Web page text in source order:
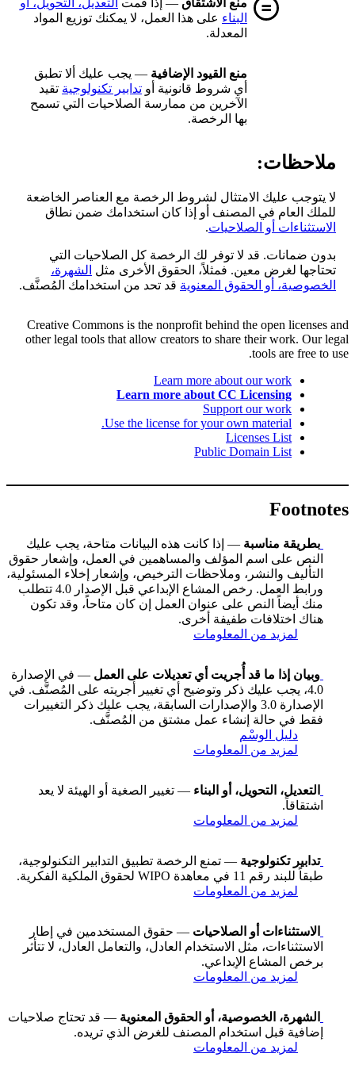
منع الاشتقاق — إذا قمت التعديل، التحويل، أو
البناء على هذا العمل، لا يمكنك توزيع المواد
المعدلة.
منع القيود الإضافية — يجب عليك ألا تطبق
أي شروط قانونية أو تدابير تكنولوجية تقيد
الآخرين من ممارسة الصلاحيات التي تسمح
بها الرخصة.
ملاحظات:
لا يتوجب عليك الامتثال لشروط الرخصة مع العناصر الخاضعة
للملك العام في المصنف أو إذا كان استخدامك ضمن نطاق
الاستثناءات أو الصلاحيات.
بدون ضمانات. قد لا توفر لك الرخصة كل الصلاحيات التي
تحتاجها لغرض معين. فمثلاً، الحقوق الأخرى مثل الشهرة،
الخصوصية، أو الحقوق المعنوية قد تحد من استخدامك المُصنَّف.
Creative Commons is the nonprofit behind the open licenses and
other legal tools that allow creators to share their work. Our legal
tools are free to use.
Learn more about our work
Learn more about CC Licensing
Support our work
Use the license for your own material.
Licenses List
Public Domain List
Footnotes
بطريقة مناسبة — إذا كانت هذه البيانات متاحة، يجب عليك
النص على اسم المؤلف والمساهمين في العمل، وإشعار حقوق
التأليف والنشر، وملاحظات الترخيص، وإشعار إخلاء المسئولية،
ورابط العمل. رخص المشاع الإبداعي قبل الإصدار 4.0 تتطلب
منك أيضاً النص على عنوان العمل إن كان متاحاً، وقد تكون
هناك اختلافات طفيفة أخرى.
لمزيد من المعلومات
وبيان إذا ما قد أُجريت أي تعديلات على العمل — في الإصدارة
4.0، يجب عليك ذكر وتوضيح أي تغيير أجريته على المُصنَّف. في
الإصدارة 3.0 والإصدارات السابقة، يجب عليك ذكر التغييرات
فقط في حالة إنشاء عمل مشتق من المُصنَّف.
دليل الوسْم
لمزيد من المعلومات
التعديل، التحويل، أو البناء — تغيير الصغية أو الهيئة لا يعد
اشتقاقاً.
لمزيد من المعلومات
تدابير تكنولوجية — تمنع الرخصة تطبيق التدابير التكنولوجية،
طبقاً للبند رقم 11 في معاهدة WIPO لحقوق الملكية الفكرية.
لمزيد من المعلومات
الاستثناءات أو الصلاحيات — حقوق المستخدمين في إطار
الاستثناءات، مثل الاستخدام العادل، والتعامل العادل، لا تتأثر
برخص المشاع الإبداعي.
لمزيد من المعلومات
الشهرة، الخصوصية، أو الحقوق المعنوية — قد تحتاج صلاحيات
إضافية قبل استخدام المصنف للغرض الذي تريده.
لمزيد من المعلومات